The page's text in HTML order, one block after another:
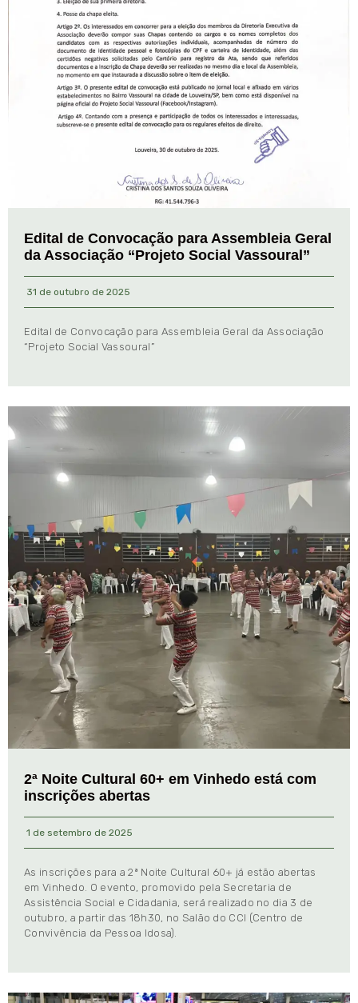
Edital de Convocação para Assembleia Geral
da Associação “Projeto Social Vassoural”
31 de outubro de 2025
Edital de Convocação para Assembleia Geral da Associação
“Projeto Social Vassoural”
2ª Noite Cultural 60+ em Vinhedo está com
inscrições abertas
1 de setembro de 2025
As inscrições para a 2ª Noite Cultural 60+ já estão abertas
em Vinhedo. O evento, promovido pela Secretaria de
Assistência Social e Cidadania, será realizado no dia 3 de
outubro, a partir das 18h30, no Salão do CCI (Centro de
Convivência da Pessoa Idosa).